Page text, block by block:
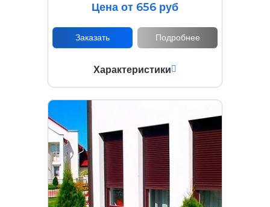
Цена от 656 руб
Заказать Подробнее
Характеристики